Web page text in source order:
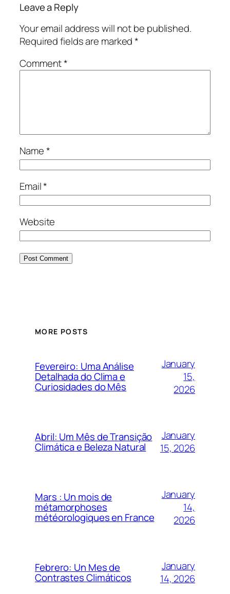
Leave a Reply
Your email address will not be published.
Required fields are marked*
Comment*
Name*
Email*
Website
MORE POSTS
Fevereiro: Uma Análise
Detalhada do Clima e
Curiosidades do Mês
January
15,
2026
Abril: Um Mês de Transição
Climática e Beleza Natural
January
15, 2026
Mars : Un mois de
métamorphoses
météorologiques en France
January
14,
2026
Febrero: Un Mes de
Contrastes Climáticos
January
14, 2026